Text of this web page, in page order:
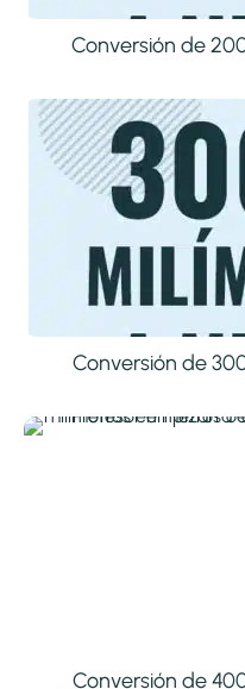
Conversión de
Conversión de
Conversión de